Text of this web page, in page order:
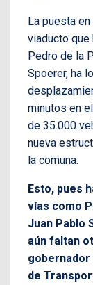
La puesta
viaducto
Pedro de la
Spoerer, ha
minutos en
de 35.000
nueva
la comuna.
Esto, pues
vías como
Juan Pablo
aún faltan
gobernador
de